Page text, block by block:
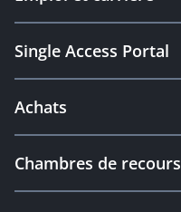
Single Access Portal
Achats
Chambres de recours